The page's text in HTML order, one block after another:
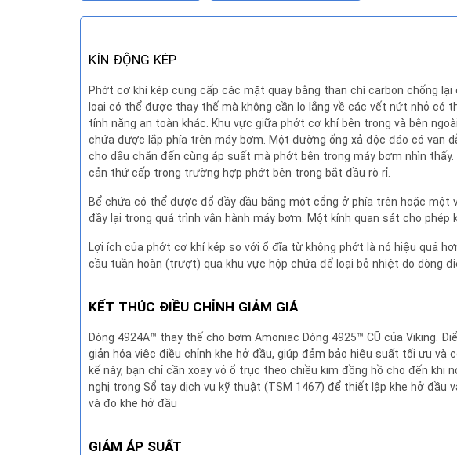
KÍN ĐỘNG KÉP
Phớt cơ khí kép cung cấp các mặt quay bằng than chì carbon chống
loại có thể được thay thế mà không cần lo lắng về các vết nứt nhỏ có
tính năng an toàn khác. Khu vực giữa phớt cơ khí bên trong và bên
chứa được lắp phía trên máy bơm. Một đường ống xả độc đáo có van
cho dầu chắn đến cùng áp suất mà phớt bên trong máy bơm nhìn
cản thứ cấp trong trường hợp phớt bên trong bắt đầu rò rỉ.
Bể chứa có thể được đổ đầy dầu bằng một cổng ở phía trên hoặc một
đầy lại trong quá trình vận hành máy bơm. Một kính quan sát cho phép
Lợi ích của phớt cơ khí kép so với ổ đĩa từ không phớt là nó hiệu quả
cầu tuần hoàn (trượt) qua khu vực hộp chứa để loại bỏ nhiệt do dòng
KẾT THÚC ĐIỀU CHỈNH GIẢM GIÁ
Dòng 4924A™ thay thế cho bơm Amoniac Dòng 4925™ CŨ của Viking.
giản hóa việc điều chỉnh khe hở đầu, giúp đảm bảo hiệu suất tối ưu
kế này, bạn chỉ cần xoay vỏ ổ trục theo chiều kim đồng hồ cho đến khi
nghị trong Sổ tay dịch vụ kỹ thuật (TSM 1467) để thiết lập khe hở đầu
và đo khe hở đầu
GIẢM ÁP SUẤT